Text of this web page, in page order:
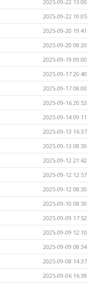
2025-09-22 13:00
2025-09-22 10:05
2025-09-20 19:41
2025-09-20 08:20
2025-09-19 09:00
2025-09-17 20:40
2025-09-17 08:00
2025-09-16 20:53
2025-09-14 09:11
2025-09-13 16:37
2025-09-13 08:30
2025-09-12 21:42
2025-09-12 12:57
2025-09-12 08:30
2025-09-10 08:30
2025-09-09 17:52
2025-09-09 12:10
2025-09-09 08:34
2025-09-08 14:37
2025-09-06 16:38